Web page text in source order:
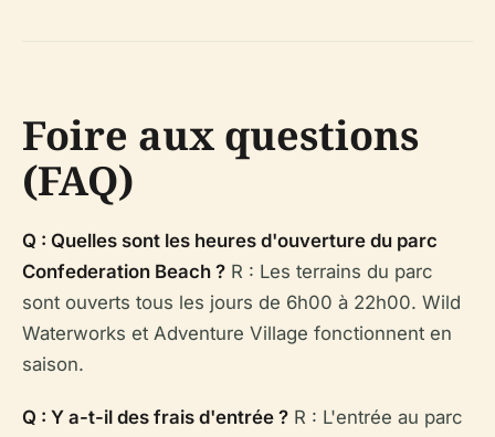
Foire aux questions
(FAQ)
Q : Quelles sont les heures d'ouverture du parc
Confederation Beach ? R : Les terrains du parc
sont ouverts tous les jours de 6h00 à 22h00. Wild
Waterworks et Adventure Village fonctionnent en
saison.
Q : Y a-t-il des frais d'entrée ? R : L'entrée au parc